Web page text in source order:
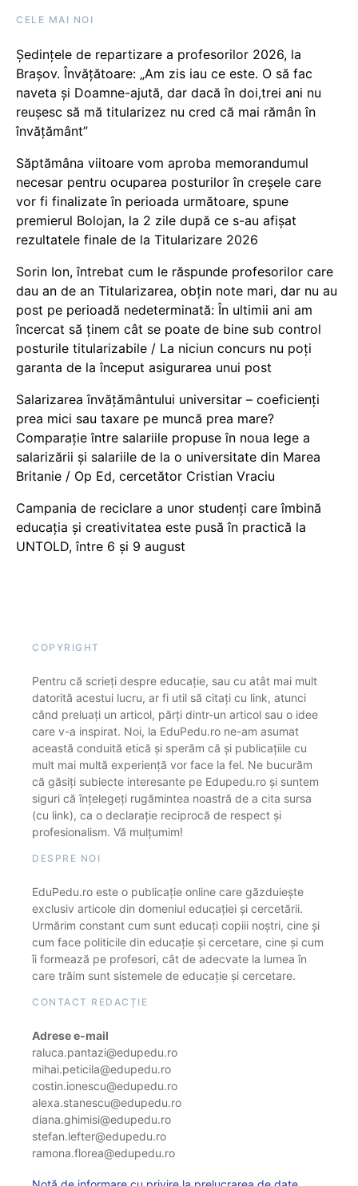
CELE MAI NOI
Ședințele de repartizare a profesorilor 2026, la
Brașov. Învățătoare: „Am zis iau ce este. O să fac
naveta și Doamne-ajută, dar dacă în doi,trei ani nu
reușesc să mă titularizez nu cred că mai rămân în
învățământ”
Săptămâna viitoare vom aproba memorandumul
necesar pentru ocuparea posturilor în creșele care
vor fi finalizate în perioada următoare, spune
premierul Bolojan, la 2 zile după ce s-au afișat
rezultatele finale de la Titularizare 2026
Sorin Ion, întrebat cum le răspunde profesorilor care
dau an de an Titularizarea, obțin note mari, dar nu au
post pe perioadă nedeterminată: În ultimii ani am
încercat să ținem cât se poate de bine sub control
posturile titularizabile / La niciun concurs nu poți
garanta de la început asigurarea unui post
Salarizarea învățământului universitar – coeficienți
prea mici sau taxare pe muncă prea mare?
Comparație între salariile propuse în noua lege a
salarizării și salariile de la o universitate din Marea
Britanie / Op Ed, cercetător Cristian Vraciu
Campania de reciclare a unor studenți care îmbină
educația și creativitatea este pusă în practică la
UNTOLD, între 6 și 9 august
COPYRIGHT
Pentru că scrieți despre educație, sau cu atât mai mult
datorită acestui lucru, ar fi util să citați cu link, atunci
când preluați un articol, părți dintr-un articol sau o idee
care v-a inspirat. Noi, la EduPedu.ro ne-am asumat
această conduită etică și sperăm că și publicațiile cu
mult mai multă experiență vor face la fel. Ne bucurăm
că găsiți subiecte interesante pe Edupedu.ro și suntem
siguri că înțelegeți rugămintea noastră de a cita sursa
(cu link), ca o declarație reciprocă de respect și
profesionalism. Vă mulțumim!
DESPRE NOI
EduPedu.ro este o publicație online care găzduiește
exclusiv articole din domeniul educației și cercetării.
Urmărim constant cum sunt educați copiii noștri, cine și
cum face politicile din educație și cercetare, cine și cum
îi formează pe profesori, cât de adecvate la lumea în
care trăim sunt sistemele de educație și cercetare.
CONTACT REDACȚIE
Adrese e-mail
raluca.pantazi@edupedu.ro
mihai.peticila@edupedu.ro
costin.ionescu@edupedu.ro
alexa.stanescu@edupedu.ro
diana.ghimisi@edupedu.ro
stefan.lefter@edupedu.ro
ramona.florea@edupedu.ro